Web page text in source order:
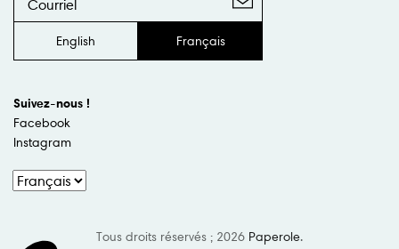
English Français
Suivez-nous !
Facebook
Instagram
Tous droits réservés ; 2026 Paperole.